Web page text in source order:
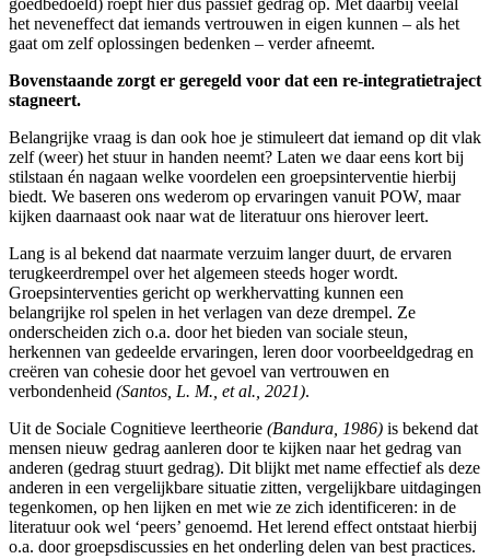
het neveneffect dat iemands vertrouwen in eigen kunnen – als het
gaat om zelf oplossingen bedenken – verder afneemt.
Bovenstaande zorgt er geregeld voor dat een re-int egratietraject
stagneert.
Belangrijke vraag is dan ook hoe je stimuleert dat iemand op dit vlak
zelf (weer) het stuur in handen neemt? Laten we daar eens kort bij
stilstaan én nagaan welke voordelen een groepsinterventie hierbij
biedt. We baseren ons wederom op ervaringen vanuit POW, maar
kijken daarnaast ook naar wat de literatuur ons hierover leert.
Lang is al bekend dat naarmate verzuim langer duurt, de ervaren
terugkeerdrempel over het algemeen steeds hoger wordt.
Groepsinterventies gericht op werkhervatting kunnen een
belangrijke rol spelen in het verlagen van deze drempel. Ze
onderscheiden zich o.a. door het bieden van sociale steun,
herkennen van gedeelde ervaringen, leren door voorbeeldgedrag en
creëren van cohesie door het gevoel van vertrouwen en
verbondenheid (Santos, L. M., et al., 2021).
Uit de Sociale Cognitieve leertheorie (Bandura, 1986) is bekend dat
mensen nieuw gedrag aanleren door te kijken naar het gedrag van
anderen (gedrag stuurt gedrag). Dit blijkt met name effectief als deze
anderen in een vergelijkbare situatie zitten, vergelijkbare uitdagingen
tegenkomen, op hen lijken en met wie ze zich identificeren: in de
literatuur ook wel ‘peers’ genoemd. Het lerend effect ontstaat hierbij
o.a. door groepsdiscussies en het onderling delen van best practices.